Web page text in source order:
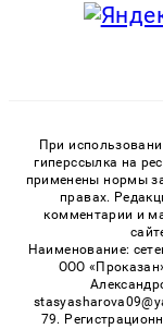
При
гиперссылка на
применены нормы
правах.
комментарии и
Наименование:
ООО
79.